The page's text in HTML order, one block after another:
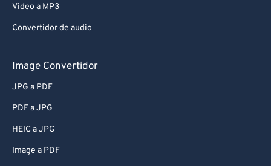
Video a MP3
Convertidor de audio
Image Convertidor
JPG a PDF
PDF a JPG
HEIC a JPG
Image a PDF